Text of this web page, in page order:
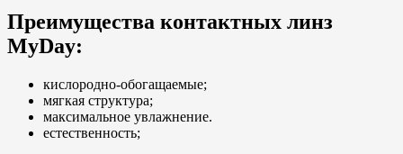
Преимущества контактных линз
MyDay:
кислородно-обогащаемые;
мягкая структура;
максимальное увлажнение.
естественность;